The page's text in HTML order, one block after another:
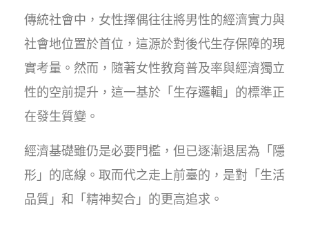
傳統社會中，女性擇偶往往將男性的經濟實力與
社會地位置於首位，這源於對後代生存保障的現
實考量。然而，隨著女性教育普及率與經濟獨立
性的空前提升，這一基於「生存邏輯」的標準正
在發生質變。
經濟基礎雖仍是必要門檻，但已逐漸退居為「隱
形」的底線。取而代之走上前臺的，是對「生活
品質」和「精神契合」的更高追求。